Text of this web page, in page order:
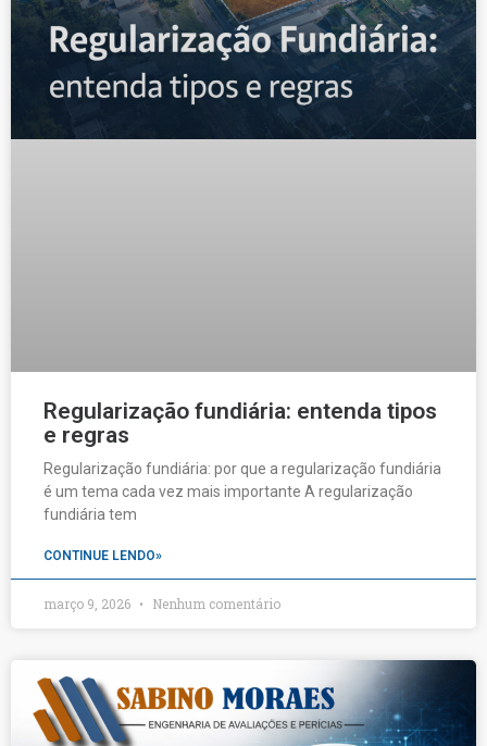
Regularização fundiária: entenda tipos
e regras
Regularização fundiária: por que a regularização fundiária
é um tema cada vez mais importante A regularização
fundiária tem
CONTINUE LENDO»
março 9, 2026 Nenhum comentário